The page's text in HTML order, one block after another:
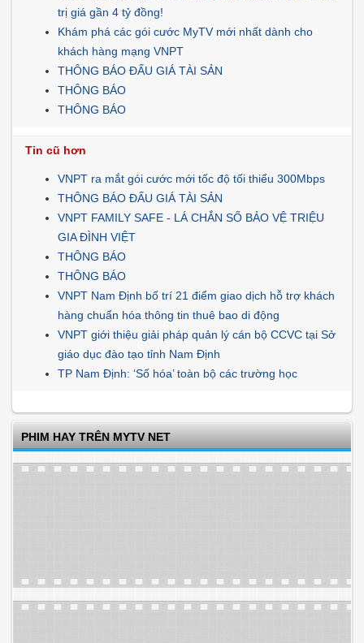
trị giá gần 4 tỷ đồng!
Khám phá các gói cước MyTV mới nhất dành cho
khách hàng mạng VNPT
THÔNG BÁO ĐẤU GIÁ TÀI SẢN
THÔNG BÁO
THÔNG BÁO
Tin cũ hơn
VNPT ra mắt gói cước mới tốc độ tối thiểu 300Mbps
THÔNG BÁO ĐẤU GIÁ TÀI SẢN
VNPT FAMILY SAFE - LÁ CHẮN SỐ BẢO VỆ TRIỆU
GIA ĐÌNH VIỆT
THÔNG BÁO
THÔNG BÁO
VNPT Nam Định bố trí 21 điểm giao dịch hỗ trợ khách
hàng chuẩn hóa thông tin thuê bao di động
VNPT giới thiệu giải pháp quản lý cán bộ CCVC tại Sở
giáo dục đào tạo tỉnh Nam Định
TP Nam Định: ‘Số hóa’ toàn bộ các trường học
PHIM HAY TRÊN MYTV NET